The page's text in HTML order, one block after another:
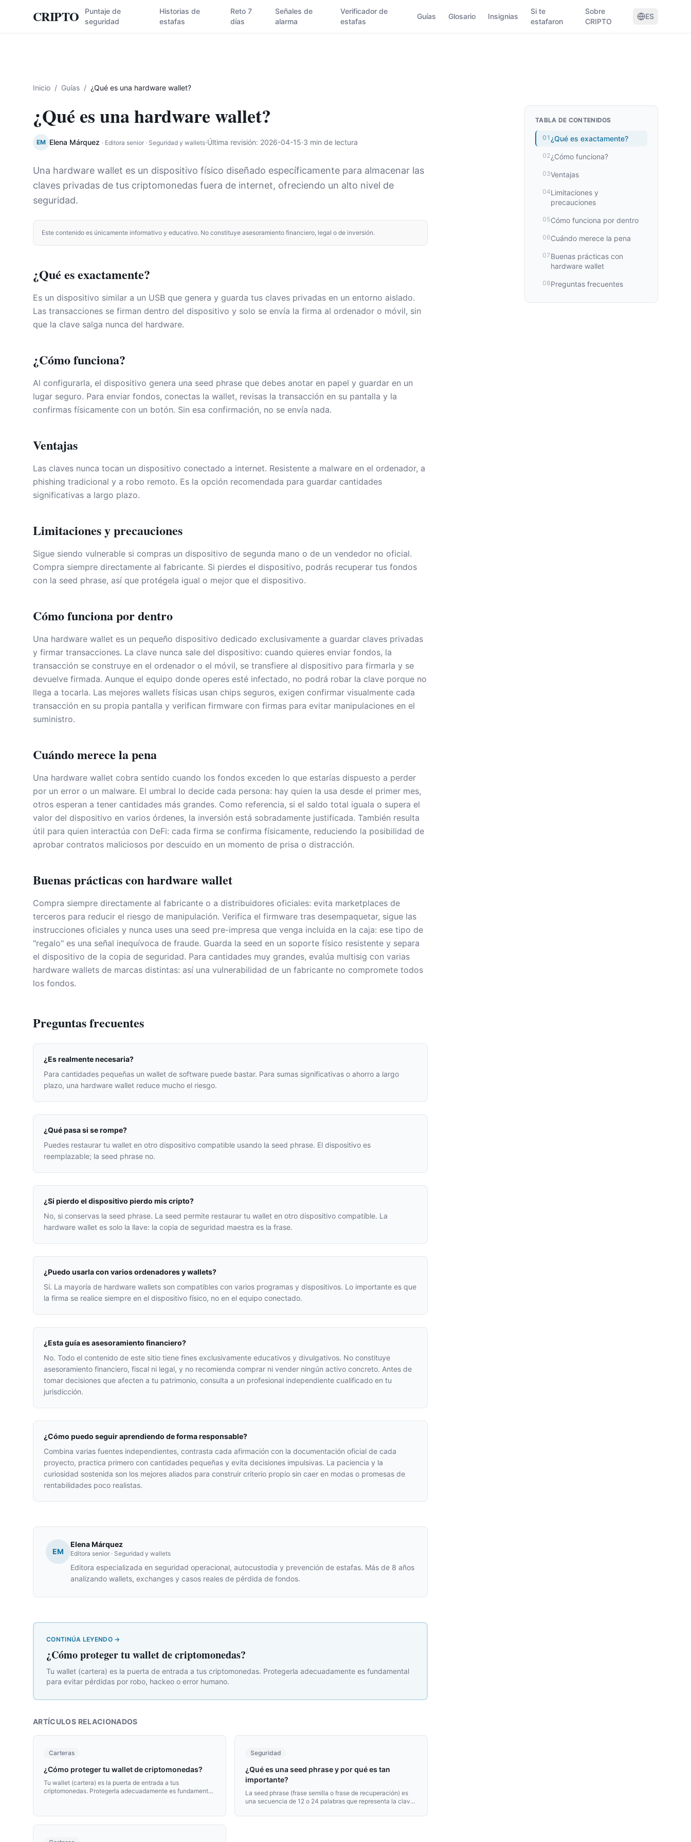
CRIPTO
Puntaje de
seguridad
Historias de
estafas
Reto 7
días
Señales de
alarma
Verificador de
estafas
Guías Glosario Insignias
Si te
estafaron
Sobre
CRIPTO
ES
Inicio / Guías / ¿Qué es una hardware wallet?
¿Qué es una hardware wallet?
EM Elena Márquez · Editora senior · Seguridad y wallets·Última revisión: 2026-04-15·3 min de lectura
Una hardware wallet es un dispositivo físico diseñado específicamente para almacenar las
claves privadas de tus criptomonedas fuera de internet, ofreciendo un alto nivel de
seguridad.
Este contenido es únicamente informativo y educativo. No constituye asesoramiento financiero, legal o de inversión.
¿Qué es exactamente?
Es un dispositivo similar a un USB que genera y guarda tus claves privadas en un entorno aislado.
Las transacciones se firman dentro del dispositivo y solo se envía la firma al ordenador o móvil, sin
que la clave salga nunca del hardware.
¿Cómo funciona?
Al configurarla, el dispositivo genera una seed phrase que debes anotar en papel y guardar en un
lugar seguro. Para enviar fondos, conectas la wallet, revisas la transacción en su pantalla y la
confirmas físicamente con un botón. Sin esa confirmación, no se envía nada.
Ventajas
Las claves nunca tocan un dispositivo conectado a internet. Resistente a malware en el ordenador, a
phishing tradicional y a robo remoto. Es la opción recomendada para guardar cantidades
significativas a largo plazo.
Limitaciones y precauciones
Sigue siendo vulnerable si compras un dispositivo de segunda mano o de un vendedor no oficial.
Compra siempre directamente al fabricante. Si pierdes el dispositivo, podrás recuperar tus fondos
con la seed phrase, así que protégela igual o mejor que el dispositivo.
Cómo funciona por dentro
Una hardware wallet es un pequeño dispositivo dedicado exclusivamente a guardar claves privadas
y firmar transacciones. La clave nunca sale del dispositivo: cuando quieres enviar fondos, la
transacción se construye en el ordenador o el móvil, se transfiere al dispositivo para firmarla y se
devuelve firmada. Aunque el equipo donde operes esté infectado, no podrá robar la clave porque no
llega a tocarla. Las mejores wallets físicas usan chips seguros, exigen confirmar visualmente cada
transacción en su propia pantalla y verifican firmware con firmas para evitar manipulaciones en el
suministro.
Cuándo merece la pena
Una hardware wallet cobra sentido cuando los fondos exceden lo que estarías dispuesto a perder
por un error o un malware. El umbral lo decide cada persona: hay quien la usa desde el primer mes,
otros esperan a tener cantidades más grandes. Como referencia, si el saldo total iguala o supera el
valor del dispositivo en varios órdenes, la inversión está sobradamente justificada. También resulta
útil para quien interactúa con DeFi: cada firma se confirma físicamente, reduciendo la posibilidad de
aprobar contratos maliciosos por descuido en un momento de prisa o distracción.
Buenas prácticas con hardware wallet
Compra siempre directamente al fabricante o a distribuidores oficiales: evita marketplaces de
terceros para reducir el riesgo de manipulación. Verifica el firmware tras desempaquetar, sigue las
instrucciones oficiales y nunca uses una seed pre-impresa que venga incluida en la caja: ese tipo de
"regalo" es una señal inequívoca de fraude. Guarda la seed en un soporte físico resistente y separa
el dispositivo de la copia de seguridad. Para cantidades muy grandes, evalúa multisig con varias
hardware wallets de marcas distintas: así una vulnerabilidad de un fabricante no compromete todos
los fondos.
Preguntas frecuentes
¿Es realmente necesaria?
Para cantidades pequeñas un wallet de software puede bastar. Para sumas significativas o ahorro a largo
plazo, una hardware wallet reduce mucho el riesgo.
¿Qué pasa si se rompe?
Puedes restaurar tu wallet en otro dispositivo compatible usando la seed phrase. El dispositivo es
reemplazable; la seed phrase no.
¿Si pierdo el dispositivo pierdo mis cripto?
No, si conservas la seed phrase. La seed permite restaurar tu wallet en otro dispositivo compatible. La
hardware wallet es solo la llave: la copia de seguridad maestra es la frase.
¿Puedo usarla con varios ordenadores y wallets?
Sí. La mayoría de hardware wallets son compatibles con varios programas y dispositivos. Lo importante es que
la firma se realice siempre en el dispositivo físico, no en el equipo conectado.
¿Esta guía es asesoramiento financiero?
No. Todo el contenido de este sitio tiene fines exclusivamente educativos y divulgativos. No constituye
asesoramiento financiero, fiscal ni legal, y no recomienda comprar ni vender ningún activo concreto. Antes de
tomar decisiones que afecten a tu patrimonio, consulta a un profesional independiente cualificado en tu
jurisdicción.
¿Cómo puedo seguir aprendiendo de forma responsable?
Combina varias fuentes independientes, contrasta cada afirmación con la documentación oficial de cada
proyecto, practica primero con cantidades pequeñas y evita decisiones impulsivas. La paciencia y la
curiosidad sostenida son los mejores aliados para construir criterio propio sin caer en modas o promesas de
rentabilidades poco realistas.
EM
Elena Márquez
Editora senior · Seguridad y wallets
Editora especializada en seguridad operacional, autocustodia y prevención de estafas. Más de 8 años
analizando wallets, exchanges y casos reales de pérdida de fondos.
CONTINÚA LEYENDO→
¿Cómo proteger tu wallet de criptomonedas?
Tu wallet (cartera) es la puerta de entrada a tus criptomonedas. Protegerla adecuadamente es fundamental
para evitar pérdidas por robo, hackeo o error humano.
ARTÍCULOS RELACIONADOS
Carteras
¿Cómo proteger tu wallet de criptomonedas?
Tu wallet (cartera) es la puerta de entrada a tus
criptomonedas. Protegerla adecuadamente es fundamental
Seguridad
¿Qué es una seed phrase y por qué es tan
importante?
La seed phrase (frase semilla o frase de recuperación) es
una secuencia de 12 o 24 palabras que representa la clave
seguridad cripto.
TABLA DE CONTENIDOS
01 ¿Qué es exactamente?
02¿Cómo funciona?
03Ventajas
04Limitaciones y
precauciones
05Cómo funciona por dentro
06Cuándo merece la pena
07Buenas prácticas con
hardware wallet
08Preguntas frecuentes